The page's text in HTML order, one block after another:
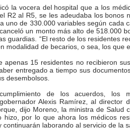
inició con éxito el taller
del Iahula celebra la
"Venezuela Ríe 2026"
al yoga reúne a diversos
impulsa el autogobierno
inspeccionan espacios del
la vocera del hospital que a los
R2 al R5, se les adeudaba los bonos
uno de 330.000 variables según cada
un monto más alto de 518.000
guardias. “El resto de los residentes
modalidad de becarios, o sea, los que
apenas 15 residentes no recibieron
entregado a tiempo sus
desembolsos.
de los acuerdos, los
Alexis Ramírez, al director
dijo Moreno, la ministra de Salud
por lo que ahora los médicos
continuarán laborando al servicio de la